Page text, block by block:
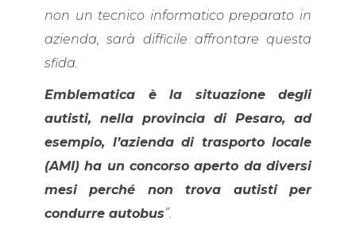
non un tecnico informatico preparato in
azienda, sarà difficile affrontare questa
sfida.
Emblematica è la situazione degli
autisti, nella provincia di Pesaro, ad
esempio, l’azienda di trasporto locale
(AMI) ha un concorso aperto da diversi
mesi perché non trova autisti per
condurre autobus”.